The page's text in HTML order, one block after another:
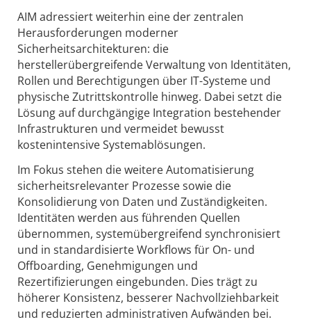
AIM adressiert weiterhin eine der zentralen
Herausforderungen moderner
Sicherheitsarchitekturen: die
herstellerübergreifende Verwaltung von Identitäten,
Rollen und Berechtigungen über IT-Systeme und
physische Zutrittskontrolle hinweg. Dabei setzt die
Lösung auf durchgängige Integration bestehender
Infrastrukturen und vermeidet bewusst
kostenintensive Systemablösungen.
Im Fokus stehen die weitere Automatisierung
sicherheitsrelevanter Prozesse sowie die
Konsolidierung von Daten und Zuständigkeiten.
Identitäten werden aus führenden Quellen
übernommen, systemübergreifend synchronisiert
und in standardisierte Workflows für On- und
Offboarding, Genehmigungen und
Rezertifizierungen eingebunden. Dies trägt zu
höherer Konsistenz, besserer Nachvollziehbarkeit
und reduzierten administrativen Aufwänden bei.